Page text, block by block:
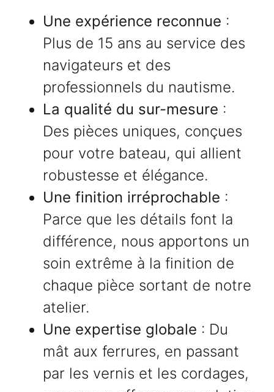
Une expérience reconnue :
Plus de 15 ans au service des
navigateurs et des
professionnels du nautisme.
La qualité du sur-mesure :
Des pièces uniques, conçues
pour votre bateau, qui allient
robustesse et élégance.
Une finition irréprochable :
Parce que les détails font la
différence, nous apportons un
soin extrême à la finition de
chaque pièce sortant de notre
atelier.
Une expertise globale : Du
mât aux ferrures, en passant
par les vernis et les cordages,